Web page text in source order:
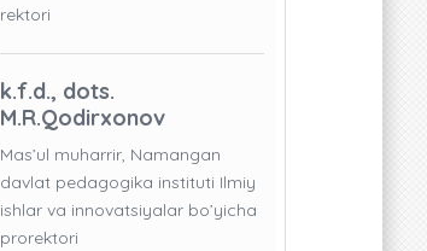
rektori
k.f.d., dots.
M.R.Qodirxonov
Mas’ul muharrir, Namangan
davlat pedagogika instituti Ilmiy
ishlar va innovatsiyalar bo’yicha
prorektori